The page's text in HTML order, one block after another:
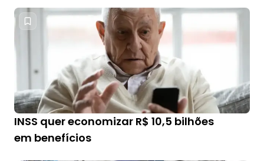
INSS quer economizar R$ 10,5 bilhões
em benefícios